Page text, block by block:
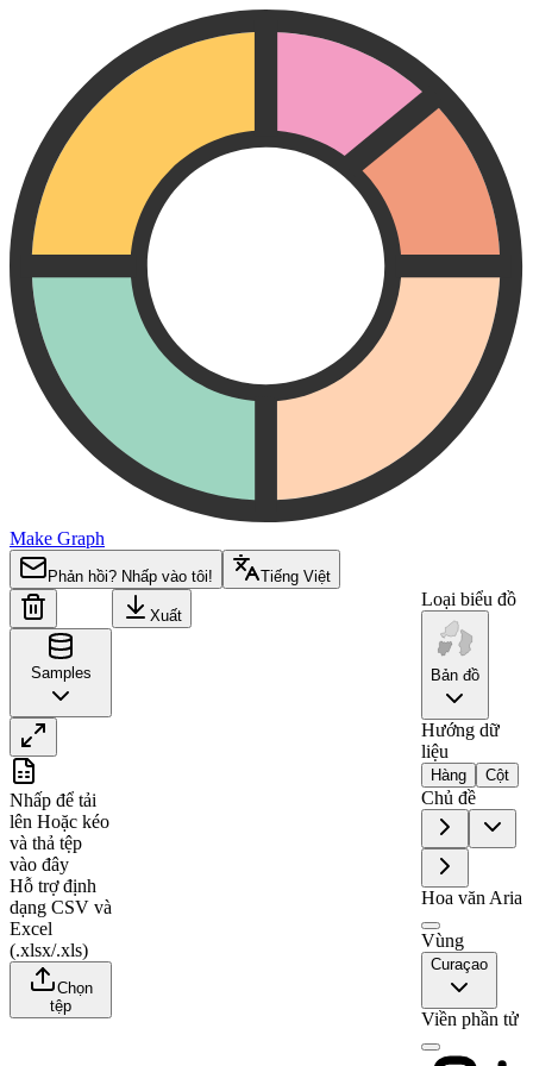
Make Graph
Phản hồi? Nhấp vào tôi! Tiếng Việt
Samples
Region
Curaçao
1
2
Nhấp để tải
lên Hoặc kéo
và thả tệp
vào đây
Hỗ trợ định
dạng CSV và
Excel
(.xlsx/.xls)
Chọn
tệp
Xuất
Loại biểu đồ
Bản đồ
Hướng dữ
liệu
Hàng Cột
Chủ đề
Hoa văn Aria
Vùng
Curaçao
Viền phần tử